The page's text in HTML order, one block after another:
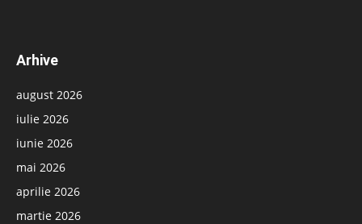
Arhive
august 2026
iulie 2026
iunie 2026
mai 2026
aprilie 2026
martie 2026